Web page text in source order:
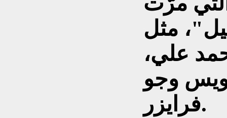
مثل
علي،
وجو
فرايزر.